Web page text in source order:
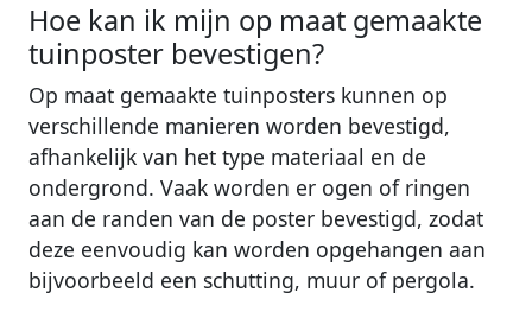
Hoe kan ik mijn op maat gemaakte
tuinposter bevestigen?
Op maat gemaakte tuinposters kunnen op
verschillende manieren worden bevestigd,
afhankelijk van het type materiaal en de
ondergrond. Vaak worden er ogen of ringen
aan de randen van de poster bevestigd, zodat
deze eenvoudig kan worden opgehangen aan
bijvoorbeeld een schutting, muur of pergola.